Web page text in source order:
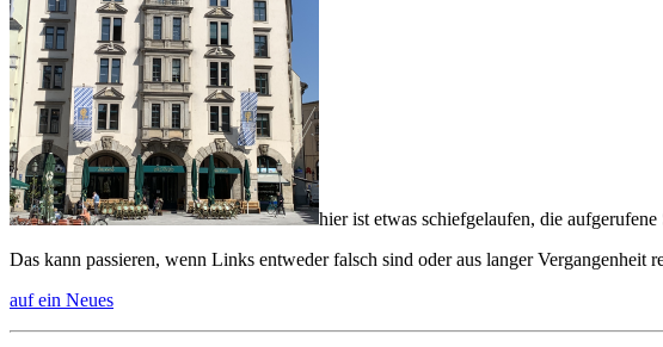
hier ist etwas schiefgelaufen, die
Das kann passieren, wenn Links entweder falsch sind oder aus langer Vergangenheit
auf ein Neues